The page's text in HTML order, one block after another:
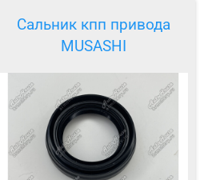
Сальник кпп привода
MUSASHI